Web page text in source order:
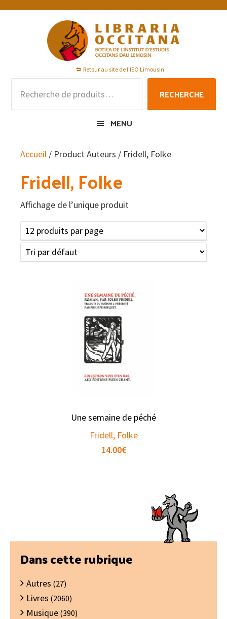
Passer
Passer
Passer
Retour au site de l'IEO Limousin
pour :
RECHERCHE
MENU
Accueil / Product Auteurs / Fridell, Folke
Fridell, Folke
Affichage de l’unique produit
Une semaine de péché
Fridell, Folke
14.00€
Barre
latérale
principale
Dans cette rubrique
Autres (27)
Livres (2060)
Musique (390)